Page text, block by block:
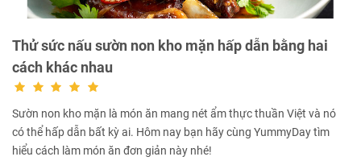
Thử sức nấu sườn non kho mặn hấp dẫn bằng hai
cách khác nhau
Sườn non kho mặn là món ăn mang nét ẩm thực thuần Việt và nó
có thể hấp dẫn bất kỳ ai. Hôm nay bạn hãy cùng YummyDay tìm
hiểu cách làm món ăn đơn giản này nhé!